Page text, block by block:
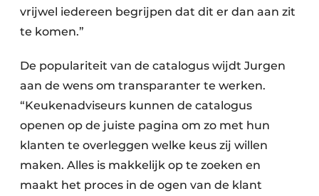
vrijwel iedereen begrijpen dat dit er dan aan zit
te komen.”
De populariteit van de catalogus wijdt Jurgen
aan de wens om transparanter te werken.
“Keuken­adviseurs kunnen de catalogus
openen op de juiste pagina om zo met hun
klanten te overleggen welke keus zij willen
maken. Alles is makkelijk op te zoeken en
maakt het proces in de ogen van de klant